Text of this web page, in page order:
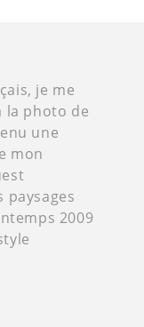
je me
la photo de
une
mon
paysages
2009